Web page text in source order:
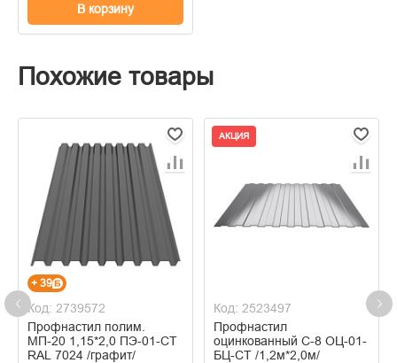
В корзину
Похожие товары
+ 39
Код: 2739572
Профнастил полим.
МП-20 1,15*2,0 ПЭ-01-СТ
RAL 7024 /графит/
АКЦИЯ
Код: 2523497
Профнастил
оцинкованный С-8 ОЦ-01-
БЦ-СТ /1,2м*2,0м/